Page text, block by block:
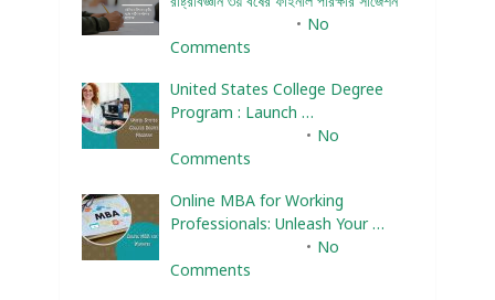
No
Comments
United States College Degree
Program : Launch …
No
Comments
Online MBA for Working
Professionals: Unleash Your …
No
Comments